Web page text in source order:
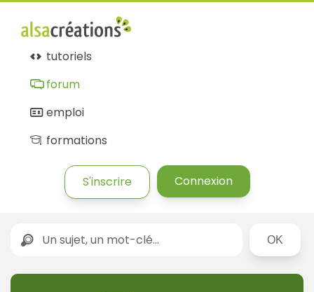
tutoriels
forum
emploi
formations
S'inscrire Connexion
Rechercher